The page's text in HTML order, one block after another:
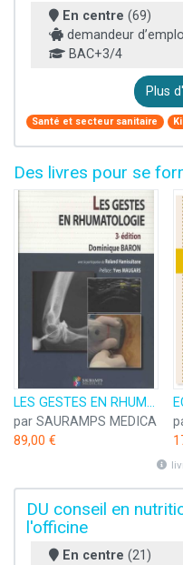
En centre (69)
demandeur
BAC+3/4
Plus
Santé et secteur sanitaire
Des livres pour se
LES GESTES EN RHUMATOLOGIE 3ED
par SAURAMPS MEDICA
89,00 €
DU conseil en
l'officine
En centre (21)